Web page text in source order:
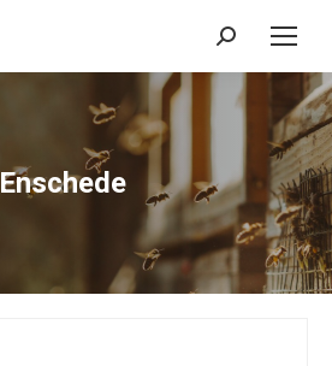
Zoeken:
Enschede